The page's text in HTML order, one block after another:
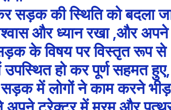
सड़क की स्थिति को बदला
और ध्यान रखा ,और अपने
के विषय पर विस्तृत रूप से
हो कर पूर्ण सहमत हुए,
में लोगों ने काम करने भीड़